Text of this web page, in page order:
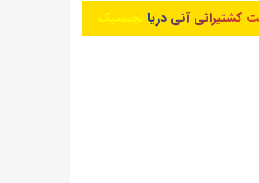
کشتیرانی آنی دریا لجستیک